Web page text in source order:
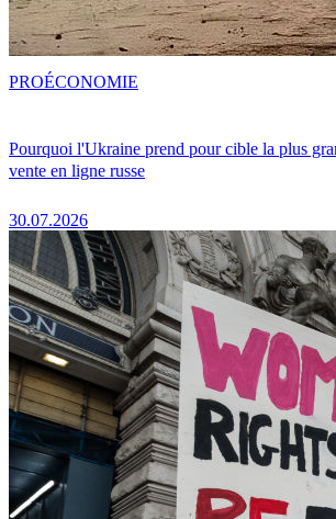
Pourquoi l'Ukraine prend pour cible la plus
vente en ligne russe
30.07.2026
PROÉCONOMIE